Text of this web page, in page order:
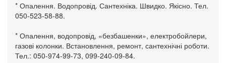
* Опалення. Водопровід. Сантехніка. Швидко. Якісно. Тел.
050-523-58-88.
* Опалення, водопровід, «безбашенки», електробойлери,
газові колонки. Встановлення, ремонт, сантехнічні роботи.
Тел.: 050-974-99-73, 099-240-09-84.